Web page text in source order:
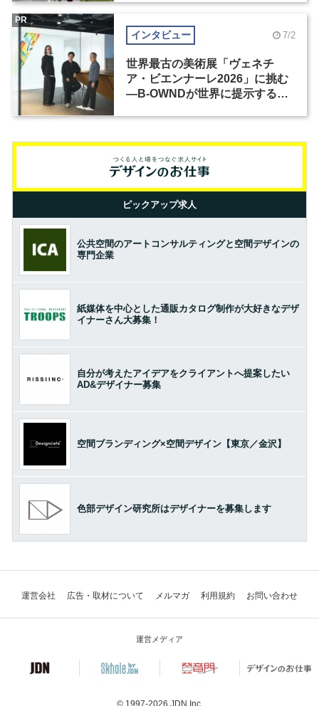
インタビュー 7/2
世界最古の美術展「ヴェネチ
ア・ビエンナーレ2026」に挑む
―B-OWNDが世界に提示する美
PR
ピックアップ求人
公共空間のアートコンサルティングと空間デザインの
専門企業
紙媒体を中心とした通販カタログ制作が大好きなデザ
イナーさん大募集！
自分が考えたアイデアをクライアントへ提案したい
AD&デザイナー募集
空間ブランディング×空間デザイン【東京／金沢】
色部デザイン研究所はデザイナーを募集します
運営会社 広告・取材について メルマガ 利用規約 お問い合わせ
運営メディア
© 1997-2026 JDN Inc.